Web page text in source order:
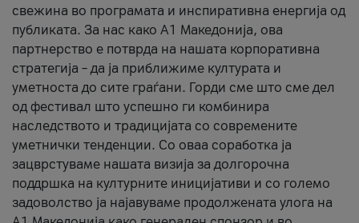
свежина во програмата и инспиративна енергија од
публиката. За нас како A1 Македонија, ова
партнерство е потврда на нашата корпоративна
стратегија – да ја приближиме културата и
уметноста до сите граѓани. Горди сме што сме дел
од фестивал што успешно ги комбинира
наследството и традицијата со современите
уметнички тенденции. Со оваа соработка ја
зацврстуваме нашата визија за долгорочна
поддршка на културните иницијативи и со големо
задоволство ја најавуваме продолжената улога на